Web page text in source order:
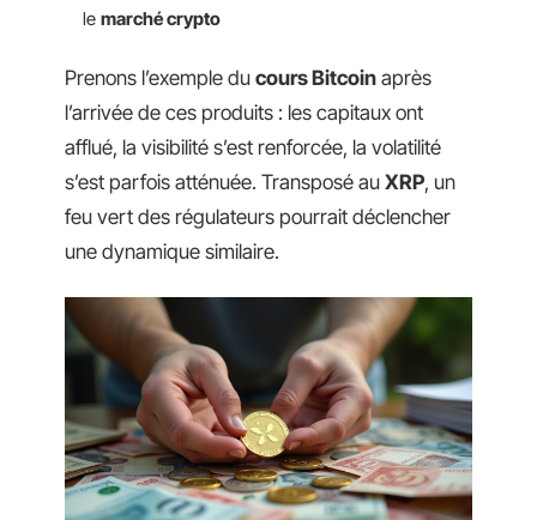
le marché crypto
Prenons l’exemple du cours Bitcoin après
l’arrivée de ces produits : les capitaux ont
afflué, la visibilité s’est renforcée, la volatilité
s’est parfois atténuée. Transposé au XRP, un
feu vert des régulateurs pourrait déclencher
une dynamique similaire.